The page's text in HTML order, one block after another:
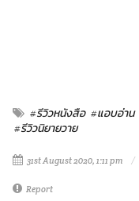
#รีวิวหนังสือ #แอบอ่าน
#รีวิวนิยายวาย
31st August 2020, 1:11 pm
Report